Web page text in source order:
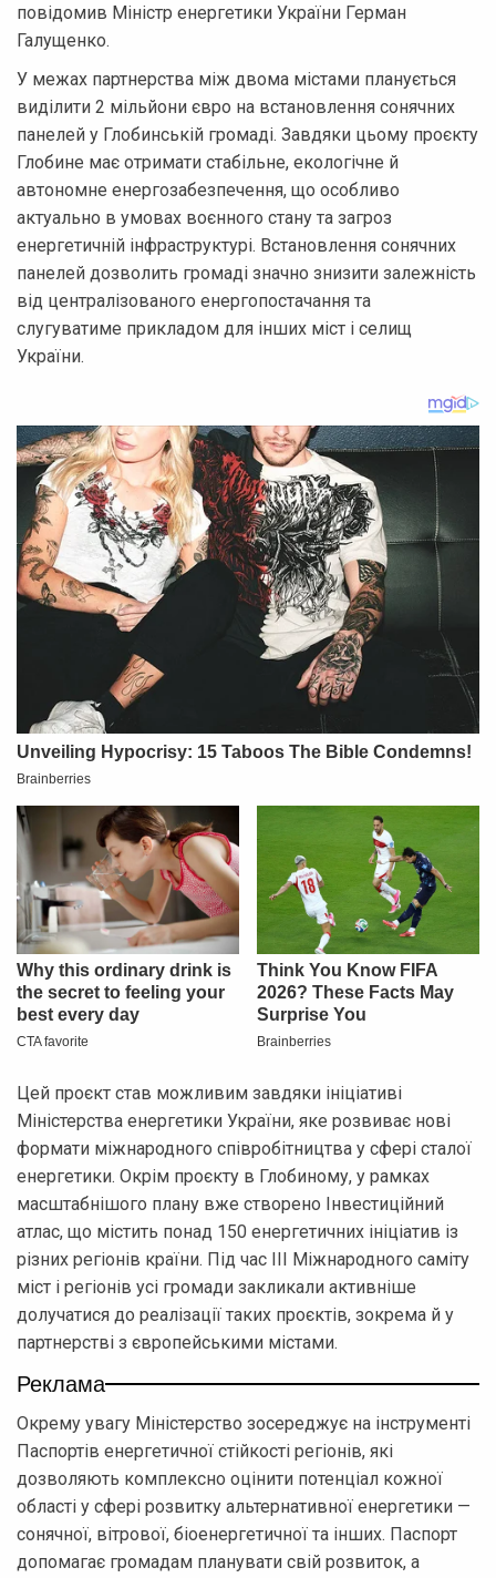
повідомив Міністр енергетики України Герман
Галущенко.
У межах партнерства між двома містами планується
виділити 2 мільйони євро на встановлення сонячних
панелей у Глобинській громаді. Завдяки цьому проєкту
Глобине має отримати стабільне, екологічне й
автономне енергозабезпечення, що особливо
актуально в умовах воєнного стану та загроз
енергетичній інфраструктурі. Встановлення сонячних
панелей дозволить громаді значно знизити залежність
від централізованого енергопостачання та
слугуватиме прикладом для інших міст і селищ
України.
Цей проєкт став можливим завдяки ініціативі
Міністерства енергетики України, яке розвиває нові
формати міжнародного співробітництва у сфері сталої
енергетики. Окрім проєкту в Глобиному, у рамках
масштабнішого плану вже створено Інвестиційний
атлас, що містить понад 150 енергетичних ініціатив із
різних регіонів країни. Під час ІІІ Міжнародного саміту
міст і регіонів усі громади закликали активніше
долучатися до реалізації таких проєктів, зокрема й у
партнерстві з європейськими містами.
Реклама
Окрему увагу Міністерство зосереджує на інструменті
Паспортів енергетичної стійкості регіонів, які
дозволяють комплексно оцінити потенціал кожної
області у сфері розвитку альтернативної енергетики —
сонячної, вітрової, біоенергетичної та інших. Паспорт
допомагає громадам планувати свій розвиток, а